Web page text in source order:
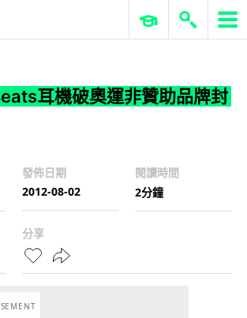
功 Beats耳機破奧運非贊助品牌封鎖令
ERP 與商業 AI
耳機破奧運非贊助品牌封
發佈日期
2012-08-02
閱讀時間
2分鐘
分享